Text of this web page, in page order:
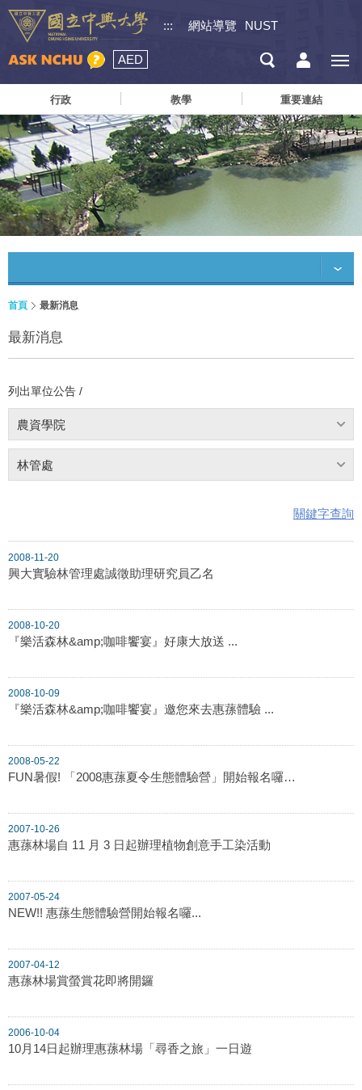
::: 網站導覽 NUST
AED
行政 教學 重要連結
首頁 最新消息
最新消息
列出單位公告 /
農資學院
林管處
關鍵字查詢
2008-11-20
興大實驗林管理處誠徵助理研究員乙名
2008-10-20
『樂活森林&amp;咖啡饗宴』好康大放送 ...
2008-10-09
『樂活森林&amp;咖啡饗宴』邀您來去惠蓀體驗 ...
2008-05-22
FUN暑假! 「2008惠蓀夏令生態體驗營」開始報名囉…
2007-10-26
惠蓀林場自 11 月 3 日起辦理植物創意手工染活動
2007-05-24
NEW!! 惠蓀生態體驗營開始報名囉...
2007-04-12
惠蓀林場賞螢賞花即將開鑼
2006-10-04
10月14日起辦理惠蓀林場「尋香之旅」一日遊